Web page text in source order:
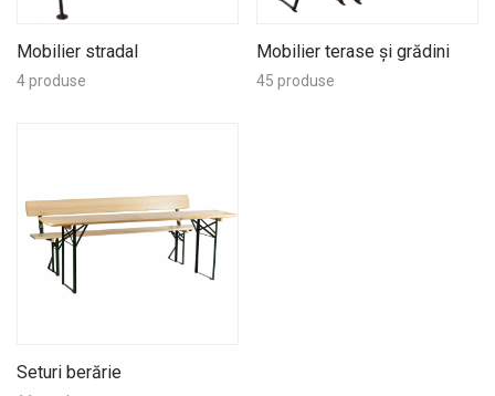
Mobilier stradal
4 produse
Mobilier terase și grădini
45 produse
Seturi berărie